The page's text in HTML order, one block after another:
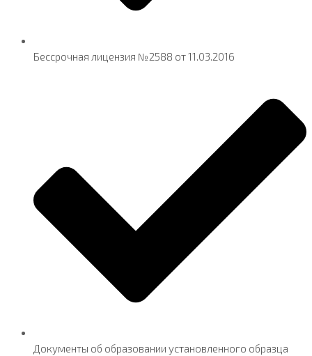
Бессрочная лицензия №2588 от 11.03.2016
Документы об образовании установленного образца